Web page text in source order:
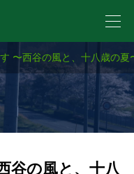
〜西谷の風と、十八歳の夏
谷の風と、十八